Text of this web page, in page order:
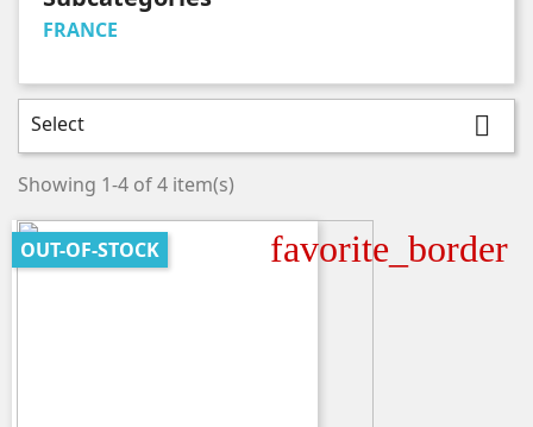
FRANCE
Select 
Showing 1-4 of 4 item(s)
favorite_border
OUT-OF-STOCK